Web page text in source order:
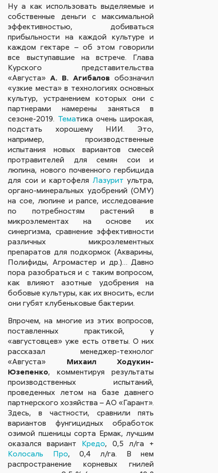
Ну а как использовать выделяемые и
собственные деньги с максимальной
эффективностью, добиваться
прибыльности на каждой культуре и
каждом гектаре – об этом говорили
все выступавшие на встрече. Глава
Курского представительства
«Августа»А. В. Агибалов обозначил
«узкие места» в технологиях основных
культур, устранением которых они с
партнерами намерены заняться в
сезоне-2019. Тематика очень широкая,
подстать хорошему НИИ. Это,
например, производственные
испытания новых вариантов смесей
протравителей для семян сои и
люпина, нового почвенного гербицида
для сои и картофеля Лазурит ультра,
органо-минеральных удобрений (ОМУ)
на сое, люпине и рапсе, исследование
по потребностям растений в
микроэлементах на основе их
синергизма, сравнение эффективности
различных микроэлементных
препаратов для подкормок (Акварины,
Полифиды, Агромастер и др.)… Давно
пора разобраться и с таким вопросом,
как влияют азотные удобрения на
бобовые культуры, как их вносить, если
они губят клубеньковые бактерии.
Впрочем, на многие из этих вопросов,
поставленных практикой, у
«августовцев» уже есть ответы. О них
рассказал менеджер-технолог
«Августа» Михаил Ходукин-
Юзепенко, комментируя результаты
производственных испытаний,
проведенных летом на базе давнего
партнерского хозяйства – АО «Гарант».
Здесь, в частности, сравнили пять
вариантов фунгицидных обработок
озимой пшеницы сорта Ермак, лучшим
оказался вариант Кредо, 0,5 л/га +
Колосаль Про, 0,4 л/га. В нем
распространение корневых гнилей